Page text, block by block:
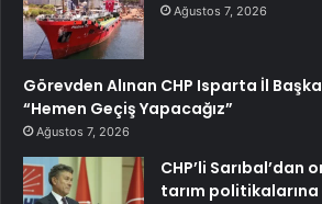
Ağustos 7, 2026
Görevden Alınan CHP Isparta İl
“Hemen Geçiş Yapacağız”
Ağustos 7, 2026
CHP’li Sarıbal’dan
tarım